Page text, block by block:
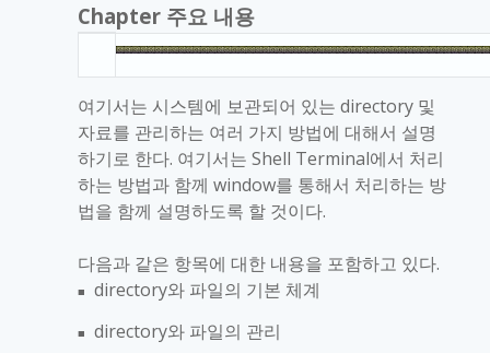
Chapter 주요 내용
여기서는 시스템에 보관되어 있는 directory 및
자료를 관리하는 여러 가지 방법에 대해서 설명
하기로 한다. 여기서는 Shell Terminal에서 처리
하는 방법과 함께 window를 통해서 처리하는 방
법을 함께 설명하도록 할 것이다.
다음과 같은 항목에 대한 내용을 포함하고 있다.
■ directory와 파일의 기본 체계
■ directory와 파일의 관리